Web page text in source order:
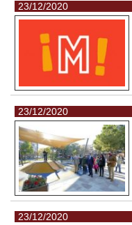
23/12/2020
23/12/2020
23/12/2020